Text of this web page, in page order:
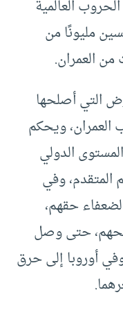
العالمية
مليونًا من
من العمران.
التي أصلحها
العمران، ويحكم
الدولي
المتقدم، وفي
حقهم،
حتى وصل
أوروبا إلى حرق